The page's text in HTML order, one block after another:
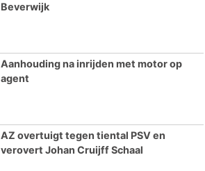
Beverwijk
Aanhouding na inrijden met motor op
agent
AZ overtuigt tegen tiental PSV en
verovert Johan Cruijff Schaal